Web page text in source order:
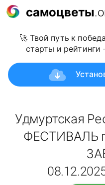
самоцветы
🚀 Твой путь к
старты и
Удмуртская
ФЕСТИВАЛЬ